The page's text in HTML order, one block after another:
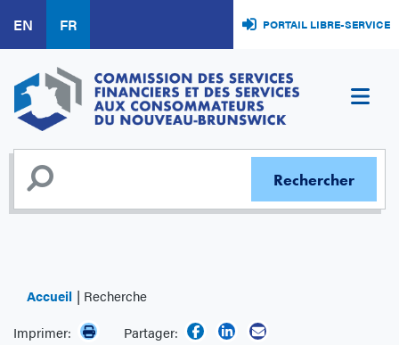
au
contenu
principal
EN FR PORTAIL LIBRE-SERVICE
Accueil
Recherche
Imprimer:
Partager: